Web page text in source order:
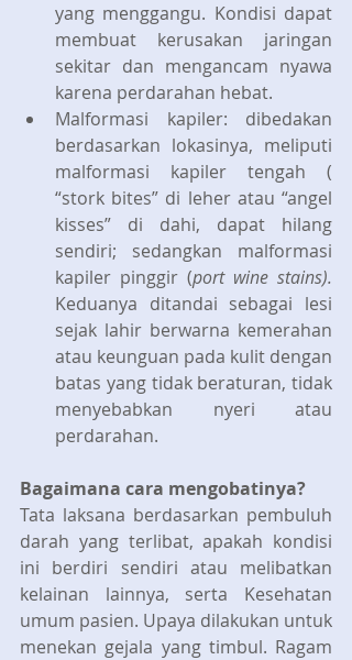
yang menggangu. Kondisi dapat
membuat kerusakan jaringan
sekitar dan mengancam nyawa
karena perdarahan hebat.
Malformasi kapiler: dibedakan
berdasarkan lokasinya, meliputi
malformasi kapiler tengah (
“stork bites” di leher atau “angel
kisses” di dahi, dapat hilang
sendiri; sedangkan malformasi
kapiler pinggir (
Keduanya ditandai sebagai lesi
sejak lahir berwarna kemerahan
atau keunguan pada kulit dengan
batas yang tidak beraturan, tidak
menyebabkan nyeri atau
perdarahan.
Bagaimana cara mengobatinya?
Tata laksana berdasarkan pembuluh
darah yang terlibat, apakah kondisi
ini berdiri sendiri atau melibatkan
kelainan lainnya, serta Kesehatan
umum pasien. Upaya dilakukan untuk
menekan gejala yang timbul. Ragam